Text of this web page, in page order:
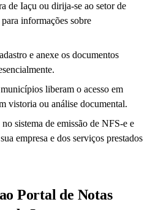
de Iaçu ou dirija-se ao setor de
informações sobre
e anexe os documentos
liberam o acesso em
vistoria ou análise documental.
sistema de emissão de NFS-e e
empresa e dos serviços prestados
Portal de Notas